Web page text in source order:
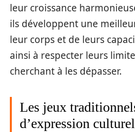
leur croissance
ils développent une
leur corps et de leurs
ainsi à respecter leurs
cherchant à les dépasser.
Les jeux
d’expression